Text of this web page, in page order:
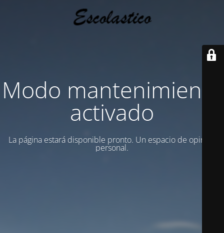
Modo mantenimiento
activado
La página estará disponible pronto. Un espacio de opinion
personal.